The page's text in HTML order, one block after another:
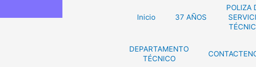
Inicio 37 AÑOS
POLIZA
DEPARTAMENTO
TÉCNICO